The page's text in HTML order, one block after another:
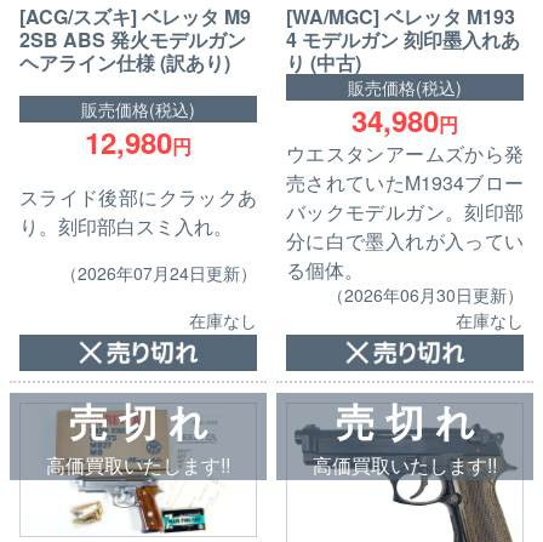
[ACG/スズキ] ベレッタ M9
2SB ABS 発火モデルガン
ヘアライン仕様 (訳あり)
販売価格(税込)
12,980円
スライド後部にクラックあ
り。刻印部白スミ入れ。
（2026年07月24日更新）
在庫なし
[WA/MGC] ベレッタ M193
4 モデルガン 刻印墨入れあ
り (中古)
販売価格(税込)
34,980円
ウエスタンアームズから発
売されていたM1934ブロー
バックモデルガン。刻印部
分に白で墨入れが入ってい
る個体。
（2026年06月30日更新）
在庫なし
売 切 れ
高価買取いたします!!
売 切 れ
高価買取いたします!!